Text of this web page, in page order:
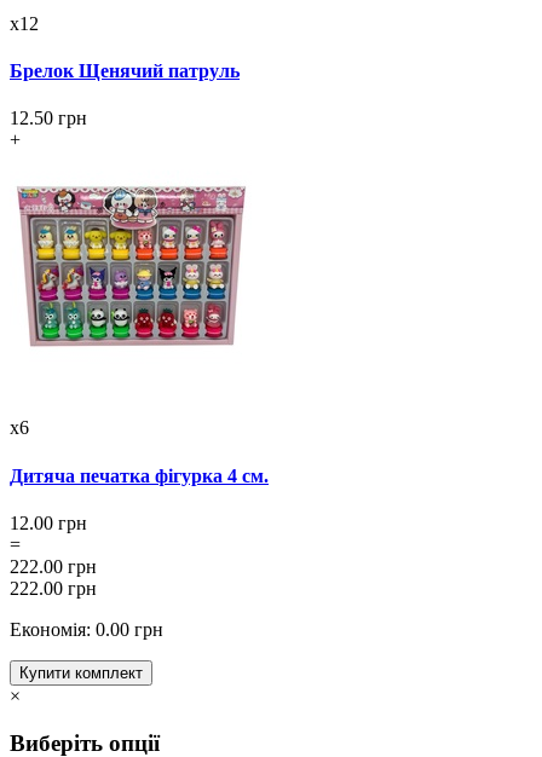
x12
Брелок Щенячий патруль
12.50 грн
+
x6
Дитяча печатка фігурка 4 см.
12.00 грн
=
222.00 грн
222.00 грн
Економія: 0.00 грн
Купити комплект
×
Виберіть опції